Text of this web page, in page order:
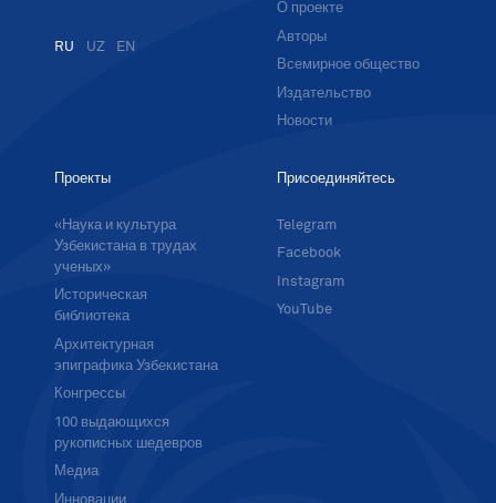
RU UZ EN
О проекте
Авторы
Всемирное общество
Издательство
Новости
Проекты
«Наука и культура
Узбекистана в трудах
ученых»
Историческая
библиотека
Архитектурная
эпиграфика Узбекистана
Конгрессы
100 выдающихся
рукописных шедевров
Медиа
Инновации
Присоединяйтесь
Telegram
Facebook
Instagram
YouTube